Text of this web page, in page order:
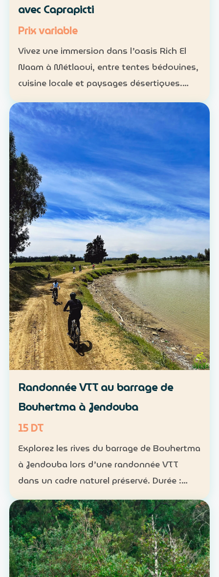
avec Caprapicti
Prix variable
Vivez une immersion dans l’oasis Rich El
Naam à Métlaoui, entre tentes bédouines,
cuisine locale et paysages désertiques.
Hébergement : tentes traditionnelles ou
formules sur mesure Activités : camping,
randonnées, gas…
Randonnée VTT au barrage de
Bouhertma à Jendouba
15 DT
Explorez les rives du barrage de Bouhertma
à Jendouba lors d’une randonnée VTT
dans un cadre naturel préservé. Durée :
environ 1 h à 1 h 30 Niveau : intermédiaire
Groupe : de 5 à 16 participants Tarif : 15 DT
par perso…